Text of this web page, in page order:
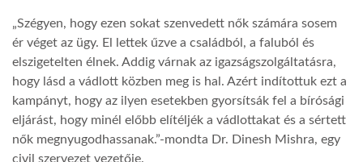
GLOBOZSARU
DOBRAVERO.HU
LATIMO.HU
„Szégyen, hogy ezen sokat szenvedett nők számára sosem
ér véget az ügy. El lettek űzve a családból, a faluból és
elszigetelten élnek. Addig várnak az igazságszolgáltatásra,
hogy lásd a vádlott közben meg is hal. Azért indítottuk ezt a
kampányt, hogy az ilyen esetekben gyorsítsák fel a bírósági
eljárást, hogy minél előbb elítéljék a vádlottakat és a sértett
nők megnyugodhassanak.”-mondta Dr. Dinesh Mishra, egy
civil szervezet vezetője.